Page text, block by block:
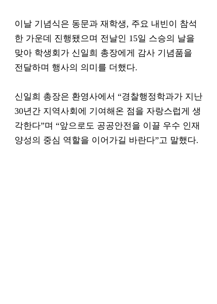
이날 기념식은 동문과 재학생, 주요 내빈이 참석
한 가운데 진행됐으며 전날인 15일 스승의 날을
맞아 학생회가 신일희 총장에게 감사 기념품을
전달하며 행사의 의미를 더했다.
신일희 총장은 환영사에서 “경찰행정학과가 지난
30년간 지역사회에 기여해온 점을 자랑스럽게 생
각한다”며 “앞으로도 공공안전을 이끌 우수 인재
양성의 중심 역할을 이어가길 바란다”고 말했다.